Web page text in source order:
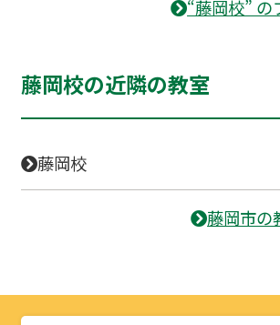
“藤岡校”
藤岡校の近隣の教室
藤岡校
藤岡市の